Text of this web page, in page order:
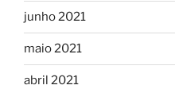
junho 2021
maio 2021
abril 2021